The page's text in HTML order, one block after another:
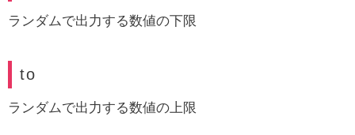
ランダムで出力する数値の下限
to
ランダムで出力する数値の上限